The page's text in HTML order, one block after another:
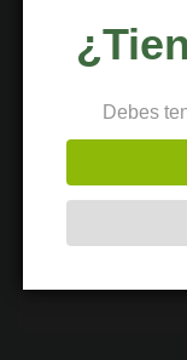
Recetas
Salud
Tecnología
Debes